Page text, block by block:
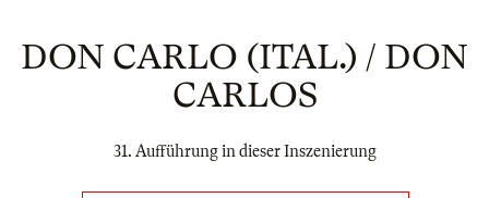
DON CARLO (ITAL.) / DON
CARLOS
31. Aufführung in dieser Inszenierung